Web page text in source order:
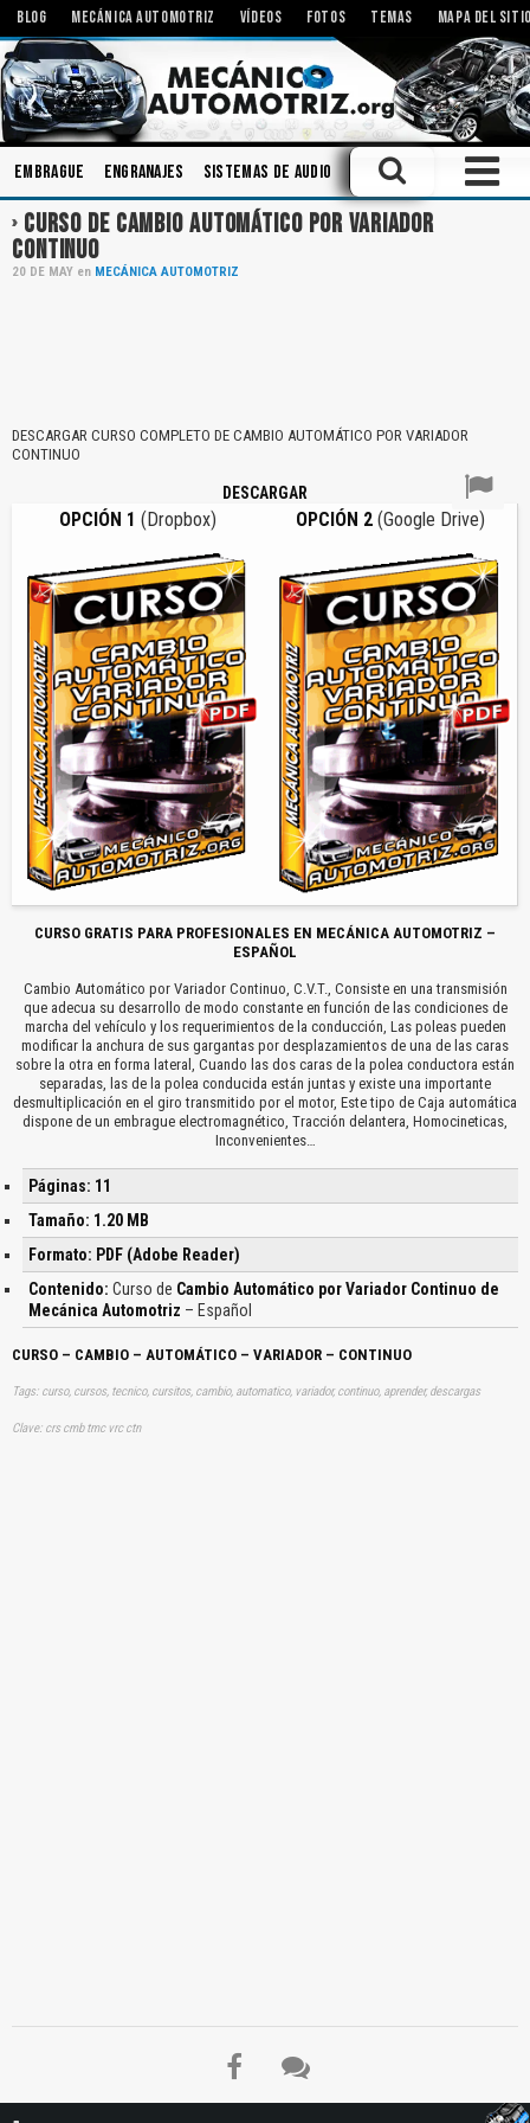
BLOG MECÁNICA AUTOMOTRIZ VÍDEOS FOTOS TEMAS MAPA DEL
Embrague Engranajes Sistemas de Audio Bielas Modificaciones
CURSO DE CAMBIO AUTOMÁTICO POR VARIADOR
CONTINUO
20 DE MAY en MECÁNICA AUTOMOTRIZ
DESCARGAR CURSO COMPLETO DE CAMBIO AUTOMÁTICO POR VARIADOR
CONTINUO
DESCARGAR
OPCIÓN 1 (Dropbox) OPCIÓN 2 (Google Drive)
CURSO GRATIS PARA PROFESIONALES EN MECÁNICA AUTOMOTRIZ –
ESPAÑOL
Cambio Automático por Variador Continuo, C.V.T., Consiste en una transmisión
que adecua su desarrollo de modo constante en función de las condiciones de
marcha del vehículo y los requerimientos de la conducción, Las poleas pueden
modificar la anchura de sus gargantas por desplazamientos de una de las caras
sobre la otra en forma lateral, Cuando las dos caras de la polea conductora están
separadas, las de la polea conducida están juntas y existe una importante
desmultiplicación en el giro transmitido por el motor, Este tipo de Caja automática
dispone de un embrague electromagnético, Tracción delantera, Homocineticas,
Inconvenientes…
Páginas: 11
Tamaño: 1.20 MB
Formato: PDF (Adobe Reader)
Contenido: Curso de Cambio Automático por Variador Continuo de
Mecánica Automotriz – Español
CURSO – CAMBIO – AUTOMÁTICO – VARIADOR – CONTINUO
Tags: curso, cursos, tecnico, cursitos, cambio, automatico, variador, continuo, aprender, descargas
Clave: crs cmb tmc vrc ctn